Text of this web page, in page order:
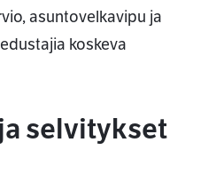
asuntovelkavipu ja
koskeva
selvitykset